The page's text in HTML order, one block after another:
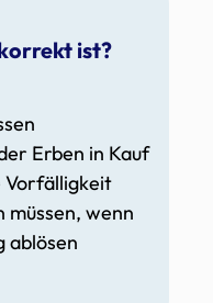
ist?
Erben in Kauf
Vorfälligkeit
müssen, wenn
ablösen